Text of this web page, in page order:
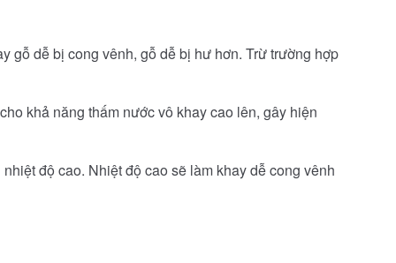
gỗ dễ bị cong vênh, gỗ dễ bị hư hơn. Trừ trường hợp
khả năng thấm nước vô khay cao lên, gây hiện
độ cao. Nhiệt độ cao sẽ làm khay dễ cong vênh